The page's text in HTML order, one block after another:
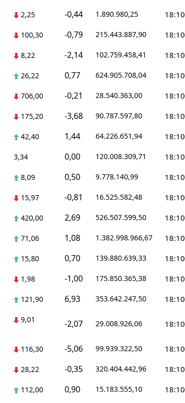
Muş
Nevşehir
Niğde
Ordu
Rize
Sakarya
Samsun
Siirt
Sinop
Sivas
Tekirdağ
Tokat
Trabzon
Tunceli
Şanlıurfa
Uşak
Van
Yozgat
Zonguldak
2,25 -0,44 1.890.980,25 18:10
100,30 -0,79 215.443.887,90 18:10
8,22 -2,14 102.759.458,41 18:10
26,22 0,77 624.905.708,04 18:10
706,00 -0,21 28.540.363,00 18:10
175,20 -3,68 90.787.597,80 18:10
42,40 1,44 64.226.651,94 18:10
3,34 0,00 120.008.309,71 18:10
8,09 0,50 9.778.140,99 18:10
15,97 -0,81 16.525.582,48 18:10
420,00 2,69 526.507.599,50 18:10
71,06 1,08 1.382.998.966,67 18:10
15,80 0,70 139.880.639,33 18:10
1,98 -1,00 175.850.365,38 18:10
121,90 6,93 353.642.247,50 18:10
9,01 -2,07 29.008.926,06 18:10
116,30 -5,06 99.939.322,50 18:10
28,22 -0,35 320.404.442,96 18:10
112,00 0,90 15.183.555,10 18:10